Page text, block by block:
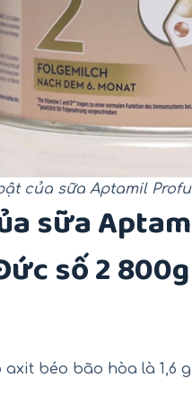
của sữa Aptamil
sữa
số 2 800g
axit béo bão hòa là 1,6